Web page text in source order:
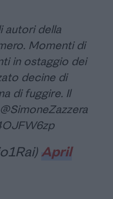
autori della
Momenti di
in ostaggio dei
decine di
di fuggire. Il
@SimoneZazzera
April